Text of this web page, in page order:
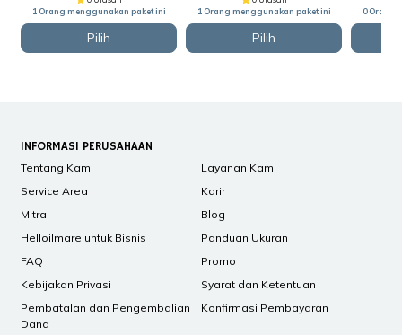
1 Orang menggunakan paket ini
Pilih
1 Orang menggunakan paket ini
Pilih
0 Orang
INFORMASI PERUSAHAAN
Tentang Kami
Layanan Kami
Service Area
Karir
Mitra
Blog
Helloilmare untuk Bisnis
Panduan Ukuran
FAQ
Promo
Kebijakan Privasi
Syarat dan Ketentuan
Pembatalan dan Pengembalian
Dana
Konfirmasi Pembayaran